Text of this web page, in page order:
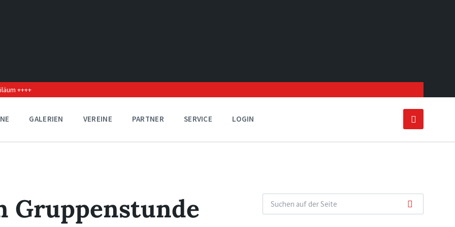
++++
GALERIEN VEREINE PARTNER SERVICE LOGIN
Gruppenstunde